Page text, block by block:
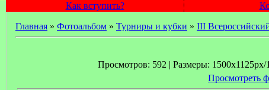
Как вступить?
Главная » Фотоальбом » Турниры и кубки » III
Просмотров: 592 | Размеры:
Просмотреть